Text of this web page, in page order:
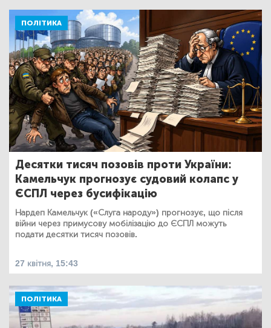
ПОЛІТИКА
Десятки тисяч позовів проти України:
Камельчук прогнозує судовий колапс у
ЄСПЛ через бусифікацію
Нардеп Камельчук («Слуга народу») прогнозує, що після
війни через примусову мобілізацію до ЄСПЛ можуть
подати десятки тисяч позовів.
27 квітня, 15:43
ПОЛІТИКА